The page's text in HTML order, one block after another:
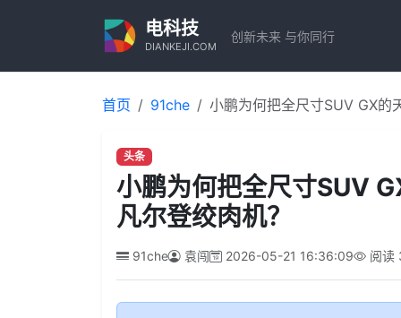
电科技
DIANKEJI.COM
创新未来 与你同行
首页 91che 小鹏为何把全尺寸SUV GX的
头条
小鹏为何把全尺寸SUV
凡尔登绞肉机？
91che 袁闯 2026-05-21 16:36:09 阅读